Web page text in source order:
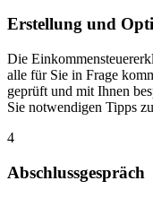
Erstellung und
Die
alle für Sie in Frage
geprüft und mit Ihnen
Sie notwendigen Tipps
4
Abschlussgespräch